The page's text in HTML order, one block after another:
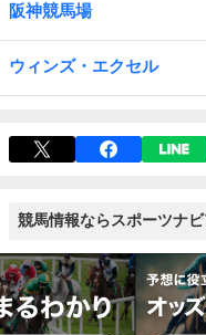
阪神競馬場
ウィンズ・エクセル
競馬情報ならスポーツナビ